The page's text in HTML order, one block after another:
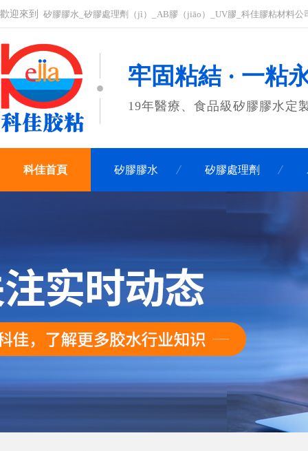
歡迎來到 矽膠膠水_矽膠處理劑（jì）_AB膠（jiāo）_UV膠_科佳膠粘材料公
牢固粘結 · 一粘
19年醫療、食品級矽膠膠水定
科佳首頁 矽膠膠水 矽膠處理劑